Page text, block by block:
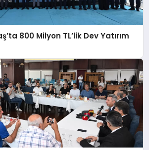
800 Milyon TL’lik Dev Yatırım